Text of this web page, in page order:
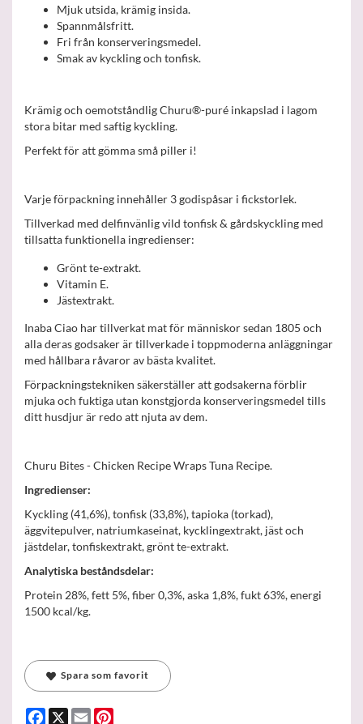
Mjuk utsida, krämig insida.
Spannmålsfritt.
Fri från konserveringsmedel.
Smak av kyckling och tonfisk.
Krämig och oemotståndlig Churu®-puré inkapslad i lagom
stora bitar med saftig kyckling.
Perfekt för att gömma små piller i!
Varje förpackning innehåller 3 godispåsar i fickstorlek.
Tillverkad med delfinvänlig vild tonfisk & gårdskyckling med
tillsatta funktionella ingredienser:
Grönt te-extrakt.
Vitamin E.
Jästextrakt.
Inaba Ciao har tillverkat mat för människor sedan 1805 och
alla deras godsaker är tillverkade i toppmoderna anläggningar
med hållbara råvaror av bästa kvalitet.
Förpackningstekniken säkerställer att godsakerna förblir
mjuka och fuktiga utan konstgjorda konserveringsmedel tills
ditt husdjur är redo att njuta av dem.
Churu Bites - Chicken Recipe Wraps Tuna Recipe.
Ingredienser:
Kyckling (41,6%), tonfisk (33,8%), tapioka (torkad),
äggvitepulver, natriumkaseinat, kycklingextrakt, jäst och
jästdelar, tonfiskextrakt, grönt te-extrakt.
Analytiska beståndsdelar:
Protein 28%, fett 5%, fiber 0,3%, aska 1,8%, fukt 63%, energi
1500 kcal/kg.
Spara som favorit
Facebook
X Email